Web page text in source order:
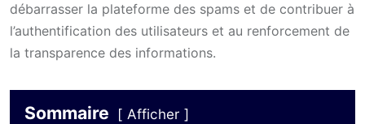
débarrasser la plateforme des spams et de contribuer à
l’authentification des utilisateurs et au renforcement de
la transparence des informations.
Sommaire Afficher